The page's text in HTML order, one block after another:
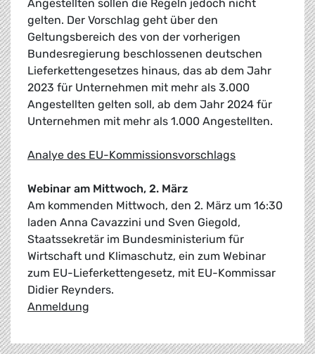
Angestellten sollen die Regeln jedoch nicht
gelten. Der Vorschlag geht über den
Geltungsbereich des von der vorherigen
Bundesregierung beschlossenen deutschen
Lieferkettengesetzes hinaus, das ab dem Jahr
2023 für Unternehmen mit mehr als 3.000
Angestellten gelten soll, ab dem Jahr 2024 für
Unternehmen mit mehr als 1.000 Angestellten.
Analye des EU-Kommissionsvorschlags
Webinar am Mittwoch, 2. März
Am kommenden Mittwoch, den 2. März um 16:30
laden Anna Cavazzini und Sven Giegold,
Staatssekretär im Bundesministerium für
Wirtschaft und Klimaschutz, ein zum Webinar
zum EU-Lieferkettengesetz, mit EU-Kommissar
Didier Reynders.
Anmeldung